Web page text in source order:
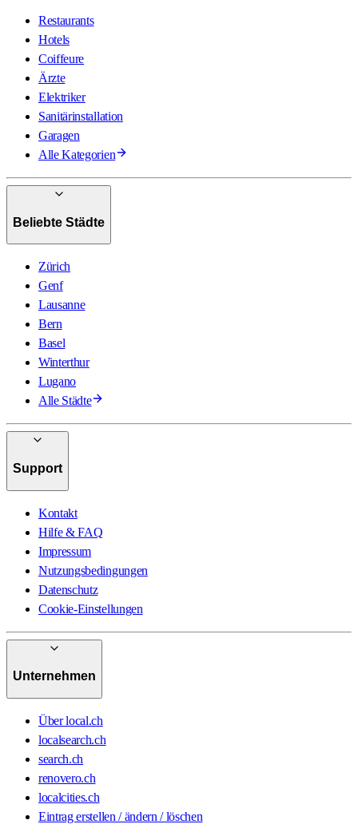
Restaurants
Hotels
Coiffeure
Ärzte
Elektriker
Sanitärinstallation
Garagen
Alle Kategorien
Beliebte Städte
Zürich
Genf
Lausanne
Bern
Basel
Winterthur
Lugano
Alle Städte
Support
Kontakt
Hilfe & FAQ
Impressum
Nutzungsbedingungen
Datenschutz
Cookie-Einstellungen
Unternehmen
Über local.ch
localsearch.ch
search.ch
renovero.ch
localcities.ch
Eintrag erstellen / ändern / löschen